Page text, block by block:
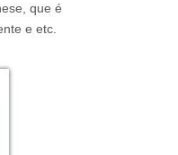
que é
e etc.